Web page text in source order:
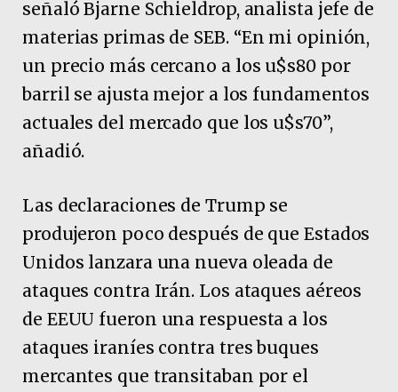
señaló Bjarne Schieldrop, analista jefe de
materias primas de SEB. “En mi opinión,
un precio más cercano a los u$s80 por
barril se ajusta mejor a los fundamentos
actuales del mercado que los u$s70”,
añadió.
Las declaraciones de Trump se
produjeron poco después de que Estados
Unidos lanzara una nueva oleada de
ataques contra Irán. Los ataques aéreos
de EEUU fueron una respuesta a los
ataques iraníes contra tres buques
mercantes que transitaban por el